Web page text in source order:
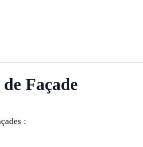
Façade
: